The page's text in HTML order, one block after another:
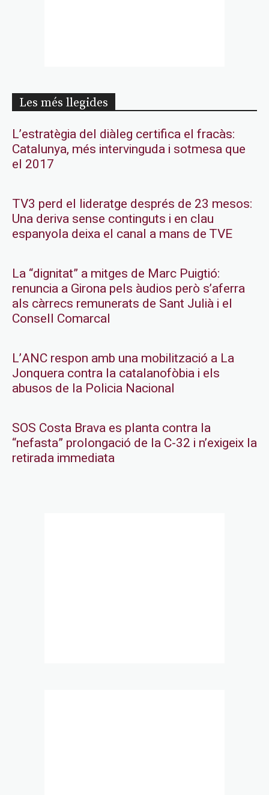
Les més llegides
L’estratègia del diàleg certifica el fracàs:
Catalunya, més intervinguda i sotmesa que
el 2017
TV3 perd el lideratge després de 23 mesos:
Una deriva sense continguts i en clau
espanyola deixa el canal a mans de TVE
La “dignitat” a mitges de Marc Puigtió:
renuncia a Girona pels àudios però s’aferra
als càrrecs remunerats de Sant Julià i el
Consell Comarcal
L’ANC respon amb una mobilització a La
Jonquera contra la catalanofòbia i els
abusos de la Policia Nacional
SOS Costa Brava es planta contra la
“nefasta” prolongació de la C-32 i n’exigeix la
retirada immediata